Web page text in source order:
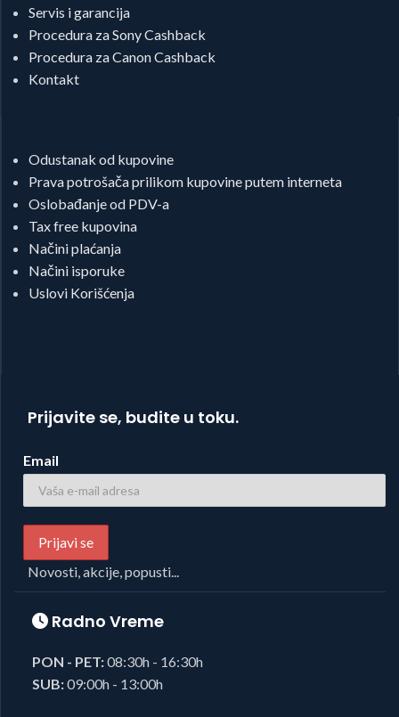
Servis i garancija
Procedura za Sony Cashback
Procedura za Canon Cashback
Kontakt
Odustanak od kupovine
Prava potrošača prilikom kupovine putem interneta
Oslobađanje od PDV-a
Tax free kupovina
Načini plaćanja
Načini isporuke
Uslovi Korišćenja
Prijavite se, budite u toku.
Email
Novosti, akcije, popusti...
Radno Vreme
PON - PET:08:30h - 16:30h
SUB:09:00h - 13:00h